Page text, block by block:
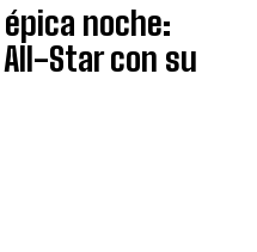
noche:
Star con su